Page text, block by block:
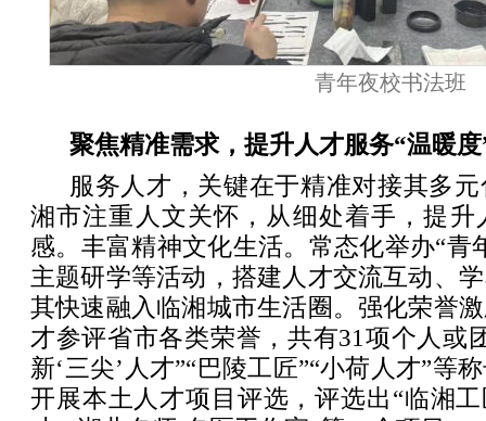
青年夜校书法班
聚焦精准需求，提升人才服务“温暖度
服务人才，关键在于精准对接其多
湘市注重人文关怀，从细处着手，提升
感。丰富精神文化生活。常态化举办“青
主题研学等活动，搭建人才交流互动、
其快速融入临湘城市生活圈。强化荣誉
才参评省市各类荣誉，共有31项个人或
新‘三尖’人才”“巴陵工匠”“小荷人才”等
开展本土人才项目评选，评选出“临湘